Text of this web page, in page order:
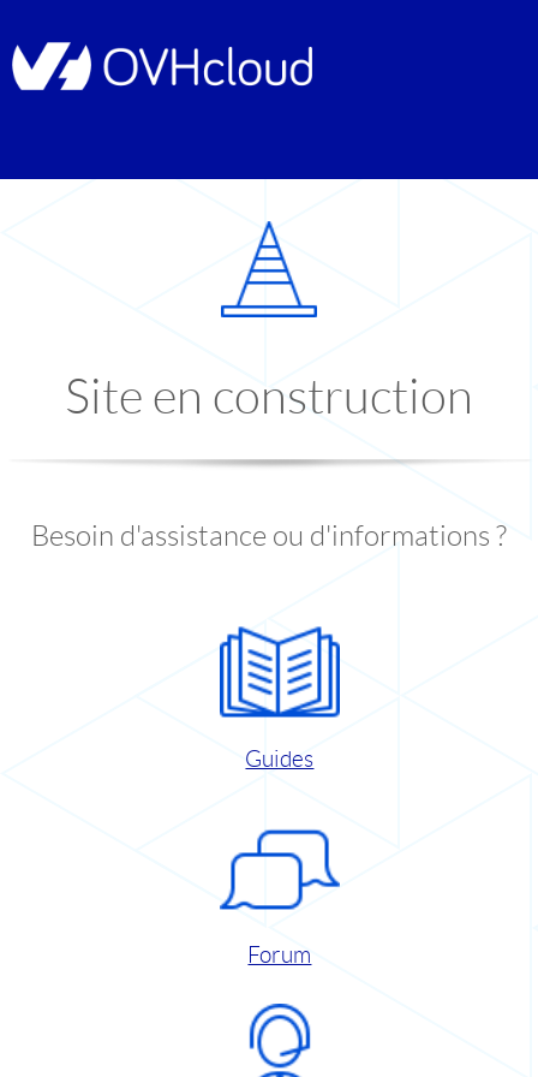
Site en construction
Besoin d'assistance ou d'informations ?
Guides
Forum